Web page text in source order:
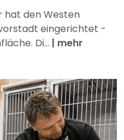
hat den Westen
eingerichtet -
Di... | mehr